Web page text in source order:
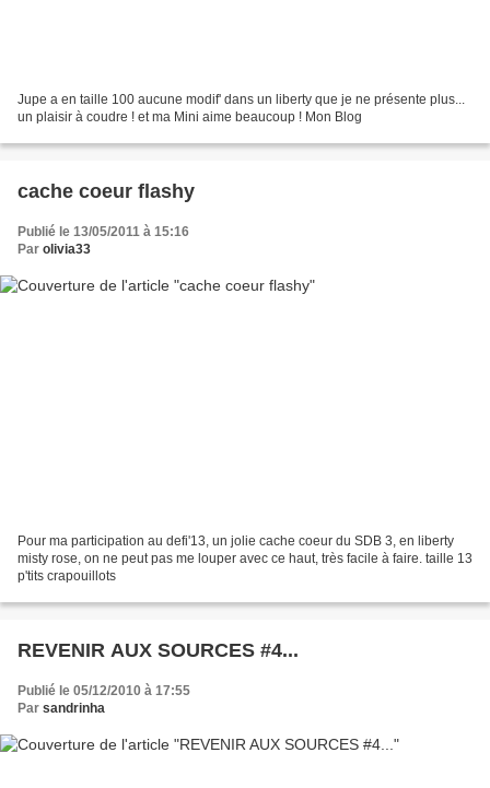
Jupe a en taille 100 aucune modif' dans un liberty que je ne présente plus...
un plaisir à coudre ! et ma Mini aime beaucoup ! Mon Blog
cache coeur flashy
Publié le 13/05/2011 à 15:16
Par olivia33
Pour ma participation au defi'13, un jolie cache coeur du SDB 3, en liberty
misty rose, on ne peut pas me louper avec ce haut, très facile à faire. taille 13
p'tits crapouillots
REVENIR AUX SOURCES #4...
Publié le 05/12/2010 à 17:55
Par sandrinha